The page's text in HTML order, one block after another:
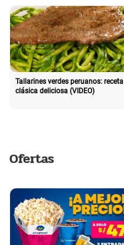
Tallarines verdes peruanos: receta
clásica deliciosa (VIDEO)
Ofertas